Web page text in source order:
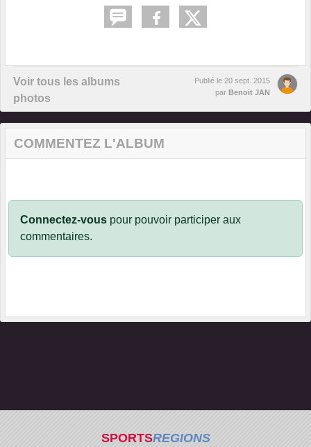
Voir tous les albums
photos
Publié le 20 sept. 2015
par Benoit JAN
COMMENTEZ L'ALBUM
Connectez-vous pour pouvoir participer aux
commentaires.
SPORTSREGIONS